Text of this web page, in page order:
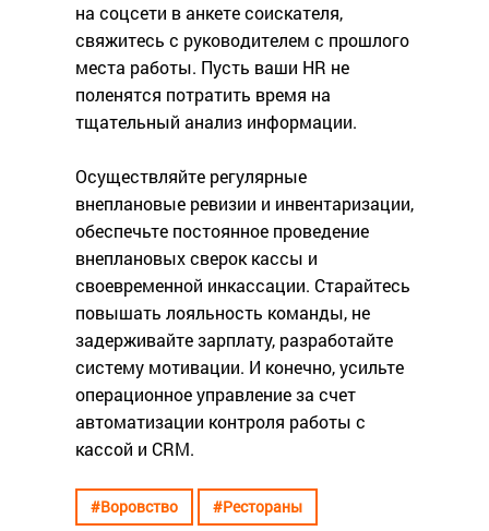
на соцсети в анкете соискателя,
свяжитесь с руководителем с прошлого
места работы. Пусть ваши HR не
поленятся потратить время на
тщательный анализ информации.
Осуществляйте регулярные
внеплановые ревизии и инвентаризации,
обеспечьте постоянное проведение
внеплановых сверок кассы и
своевременной инкассации. Старайтесь
повышать лояльность команды, не
задерживайте зарплату, разработайте
систему мотивации. И конечно, усильте
операционное управление за счет
автоматизации контроля работы с
кассой и CRM.
#Воровство #Рестораны